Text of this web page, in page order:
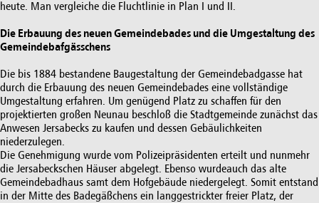
heute. Man vergleiche die Fluchtlinie in Plan I und II.
Die Erbauung des neuen Gemeindebades und die Umgestaltung des
Gemeindebafgässchens
Die bis 1884 bestandene Baugestaltung der Gemeindebadgasse hat
durch die Erbauung des neuen Gemeindebades eine vollständige
Umgestaltung erfahren. Um genügend Platz zu schaffen für den
projektierten großen Neunau beschloß die Stadtgemeinde zunächst das
Anwesen Jersabecks zu kaufen und dessen Gebäulichkeiten
niederzulegen.
Die Genehmigung wurde vom Polizeipräsidenten erteilt und nunmehr
die Jersabeckschen Häuser abgelegt. Ebenso wurdeauch das alte
Gemeindebadhaus samt dem Hofgebäude niedergelegt. Somit entstand
in der Mitte des Badegäßchens ein langgestrickter freier Platz, der